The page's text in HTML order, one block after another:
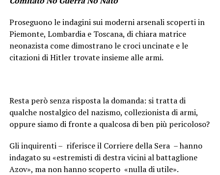
Proseguono le indagini sui moderni arsenali scoperti in
Piemonte, Lombardia e Toscana, di chiara matrice
neonazista come dimostrano le croci uncinate e le
citazioni di Hitler trovate insieme alle armi.
Resta però senza risposta la domanda: si tratta di
qualche nostalgico del nazismo, collezionista di armi,
oppure siamo di fronte a qualcosa di ben più pericoloso?
Gli inquirenti – riferisce il Corriere della Sera – hanno
indagato su «estremisti di destra vicini al battaglione
Azov», ma non hanno scoperto «nulla di utile».